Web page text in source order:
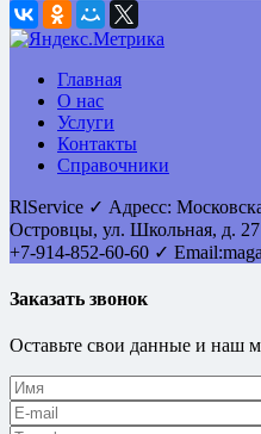
Главная
О нас
Услуги
Контакты
Справочники
RlService ✓ Адресс:
Островцы, ул. Школьная, д.
+7-914-852-60-60 ✓ Email:
Заказать звонок
Оставьте свои данные и наш